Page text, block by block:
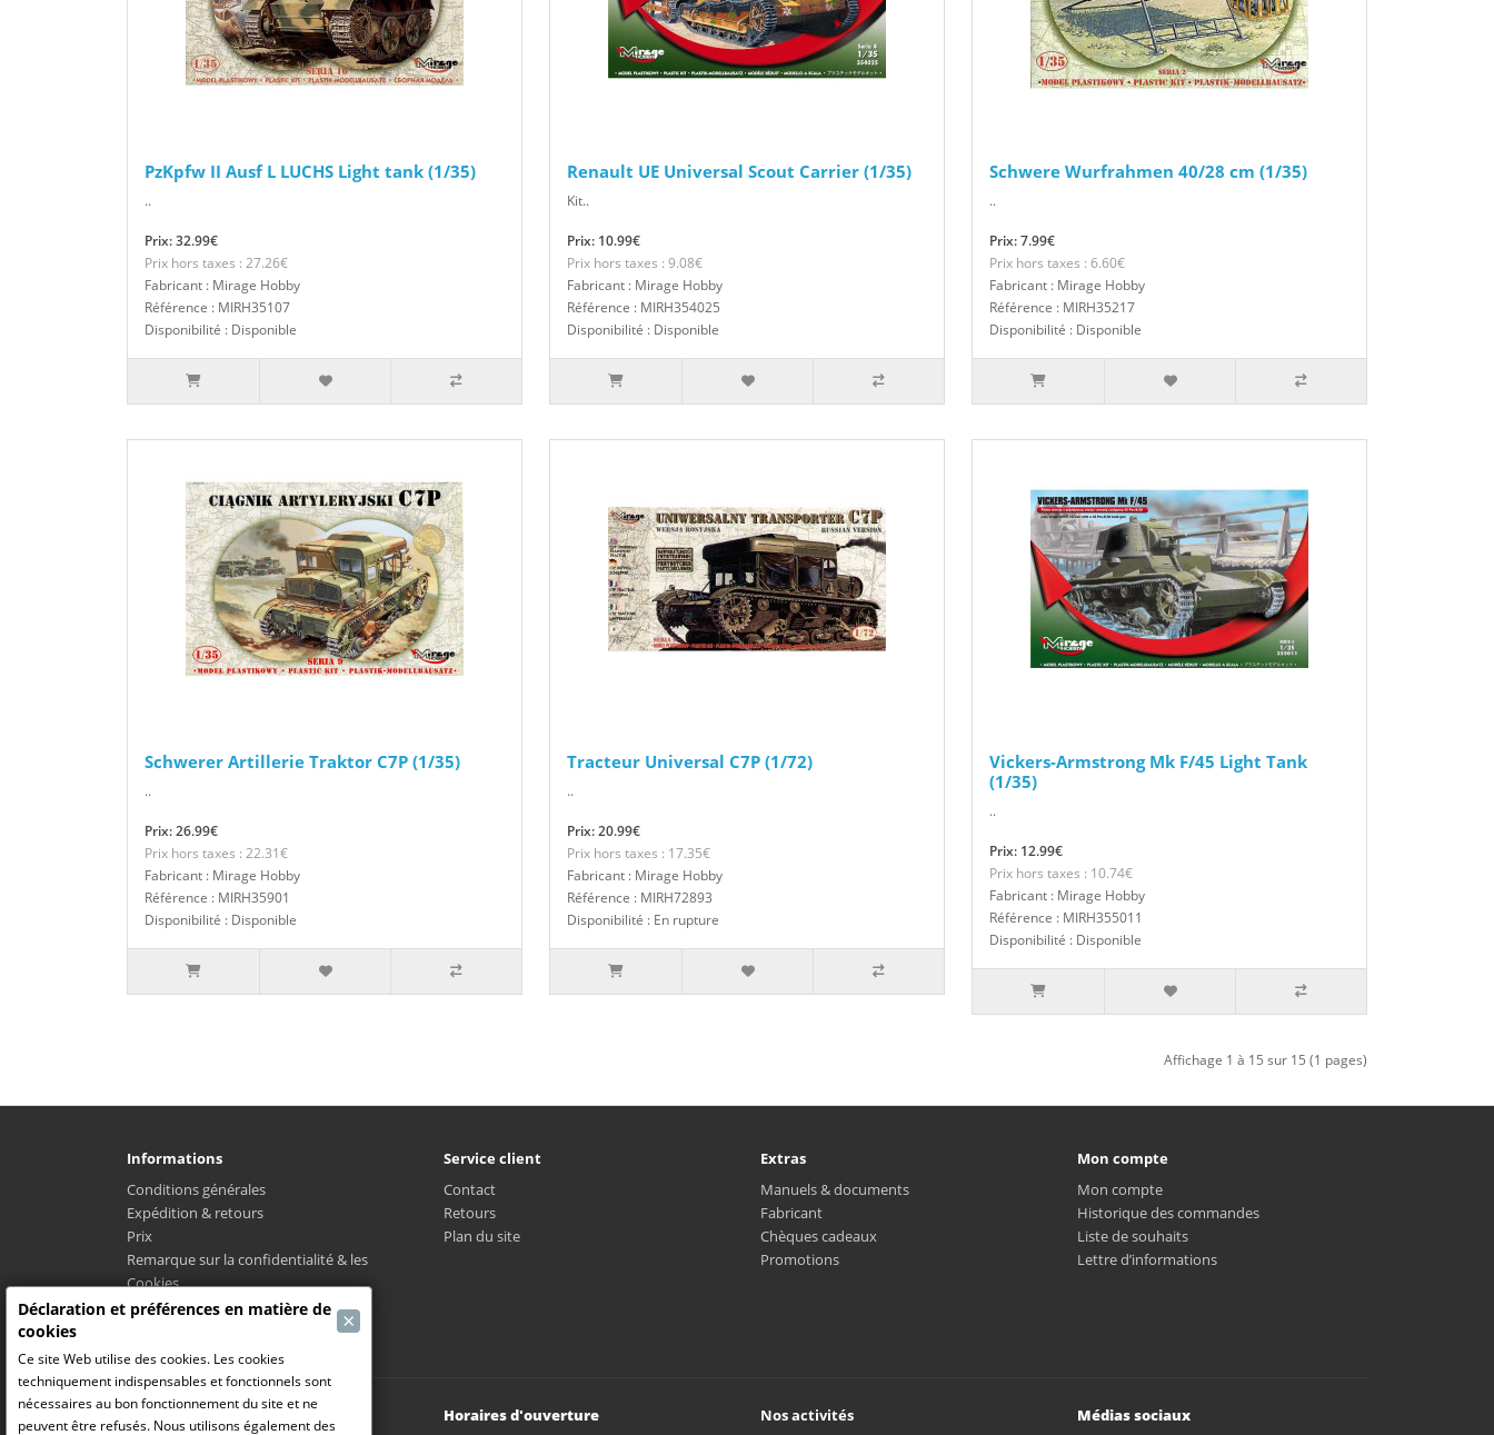
PzKpfw II Ausf L LUCHS Light tank (1/35)
..
Prix: 32.99€
Prix hors taxes : 27.26€
Fabricant : Mirage Hobby
Référence : MIRH35107
Disponibilité : Disponible
Renault UE Universal Scout Carrier (1/35)
Kit..
Prix: 10.99€
Prix hors taxes : 9.08€
Fabricant : Mirage Hobby
Référence : MIRH354025
Disponibilité : Disponible
Schwere Wurfrahmen 40/28 cm (1/35)
..
Prix: 7.99€
Prix hors taxes : 6.60€
Fabricant : Mirage Hobby
Référence : MIRH35217
Disponibilité : Disponible
Schwerer Artillerie Traktor C7P (1/35)
..
Prix: 26.99€
Prix hors taxes : 22.31€
Fabricant : Mirage Hobby
Référence : MIRH35901
Disponibilité : Disponible
Tracteur Universal C7P (1/72)
..
Prix: 20.99€
Prix hors taxes : 17.35€
Fabricant : Mirage Hobby
Référence : MIRH72893
Disponibilité : En rupture
Vickers-Armstrong Mk F/45 Light Tank
(1/35)
..
Prix: 12.99€
Prix hors taxes : 10.74€
Fabricant : Mirage Hobby
Référence : MIRH355011
Disponibilité : Disponible
Affichage 1 à 15 sur 15 (1 pages)
Informations
Conditions générales
Expédition & retours
Prix
Remarque sur la confidentialité & les
Cookies
LPMC
Service client
Contact
Retours
Plan du site
Extras
Manuels & documents
Fabricant
Chèques cadeaux
Promotions
Mon compte
Mon compte
Historique des commandes
Liste de souhaits
Lettre d’informations
Modelbouw Dekeyser B.V. Horaires d'ouverture Nos activités Médias sociaux
Déclaration et préférences en matière de
cookies
×
Ce site Web utilise des cookies. Les cookies
techniquement indispensables et fonctionnels sont
nécessaires au bon fonctionnement du site et ne
peuvent être refusés. Nous utilisons également des